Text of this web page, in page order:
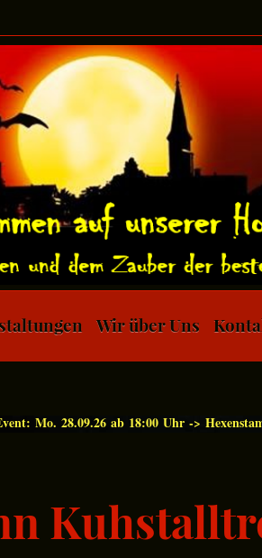
Wir über Uns
Mo. 28.09.26 ab 18:00 Uhr ->